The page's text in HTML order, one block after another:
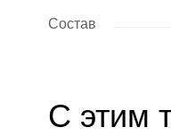
Состав
С этим